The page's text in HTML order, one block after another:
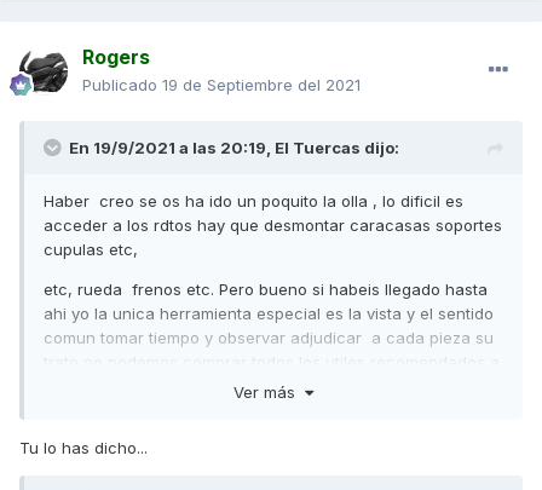
Rogers
Publicado 19 de Septiembre del 2021
En 19/9/2021 a las 20:19, El Tuercas dijo:
Haber creo se os ha ido un poquito la olla , lo dificil es
acceder a los rdtos hay que desmontar caracasas soportes
cupulas etc,
etc, rueda frenos etc. Pero bueno si habeis llegado hasta
ahi yo la unica herramienta especial es la vista y el sentido
comun tomar tiempo y observar adjudicar a cada pieza su
trato no podemos comprar todos los utiles recomendados a
parte del dinero nos servirian para poco mas y el resultado
Ver más
Tu lo has dicho...